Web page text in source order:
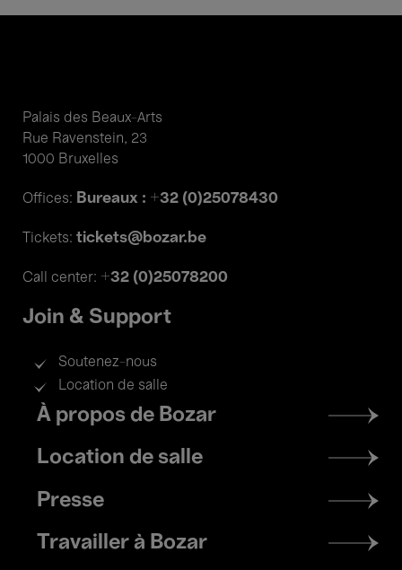
Palais des Beaux-Arts
Rue Ravenstein, 23
1000 Bruxelles
Offices: Bureaux : +32 (0)25078430
Tickets: tickets@bozar.be
Call center: +32 (0)25078200
Join & Support
Soutenez-nous
Location de salle
Footer
menu
À propos de Bozar
Location de salle
Presse
Travailler à Bozar